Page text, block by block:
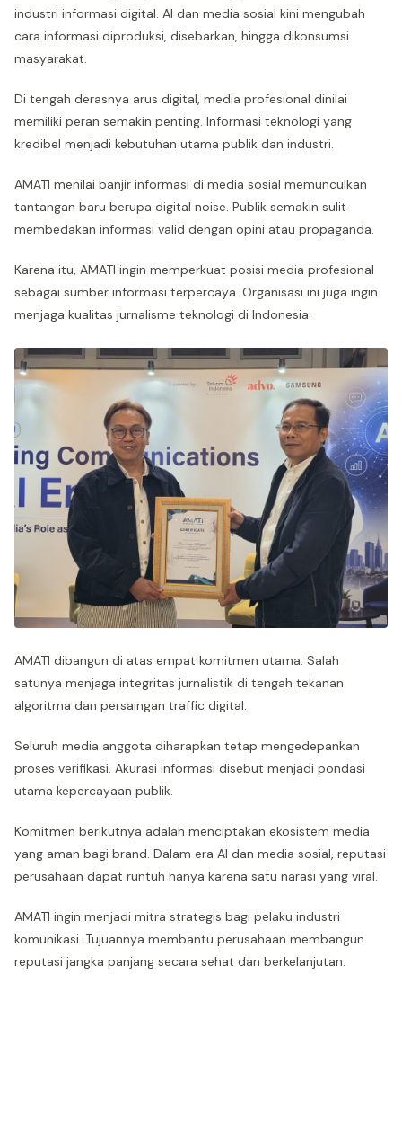
industri informasi digital. AI dan media sosial kini mengubah
cara informasi diproduksi, disebarkan, hingga dikonsumsi
masyarakat.
Di tengah derasnya arus digital, media profesional dinilai
memiliki peran semakin penting. Informasi teknologi yang
kredibel menjadi kebutuhan utama publik dan industri.
AMATI menilai banjir informasi di media sosial memunculkan
tantangan baru berupa digital noise. Publik semakin sulit
membedakan informasi valid dengan opini atau propaganda.
Karena itu, AMATI ingin memperkuat posisi media profesional
sebagai sumber informasi terpercaya. Organisasi ini juga ingin
menjaga kualitas jurnalisme teknologi di Indonesia.
AMATI dibangun di atas empat komitmen utama. Salah
satunya menjaga integritas jurnalistik di tengah tekanan
algoritma dan persaingan traffic digital.
Seluruh media anggota diharapkan tetap mengedepankan
proses verifikasi. Akurasi informasi disebut menjadi pondasi
utama kepercayaan publik.
Komitmen berikutnya adalah menciptakan ekosistem media
yang aman bagi brand. Dalam era AI dan media sosial, reputasi
perusahaan dapat runtuh hanya karena satu narasi yang viral.
AMATI ingin menjadi mitra strategis bagi pelaku industri
komunikasi. Tujuannya membantu perusahaan membangun
reputasi jangka panjang secara sehat dan berkelanjutan.